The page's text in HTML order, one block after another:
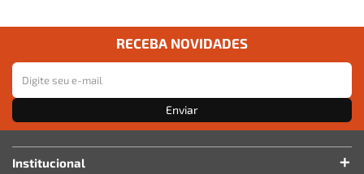
RECEBA NOVIDADES
Enviar
Institucional